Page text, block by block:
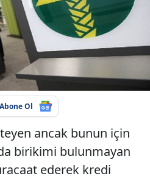
Abone Ol
ancak bunun için
birikimi bulunmayan
ederek kredi